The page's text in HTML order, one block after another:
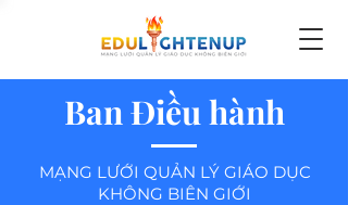
Ban Điều hành
MẠNG LƯỚI QUẢN LÝ GIÁO DỤC
KHÔNG BIÊN GIỚI